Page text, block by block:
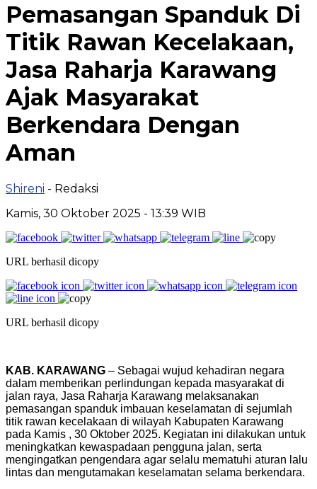
Pemasangan Spanduk Di
Titik Rawan Kecelakaan,
Jasa Raharja Karawang
Ajak Masyarakat
Berkendara Dengan
Aman
Shireni - Redaksi
Kamis, 30 Oktober 2025 - 13:39 WIB
URL berhasil dicopy
URL berhasil dicopy
KAB. KARAWANG – Sebagai wujud kehadiran negara
dalam memberikan perlindungan kepada masyarakat di
jalan raya, Jasa Raharja Karawang melaksanakan
pemasangan spanduk imbauan keselamatan di sejumlah
titik rawan kecelakaan di wilayah Kabupaten Karawang
pada Kamis , 30 Oktober 2025. Kegiatan ini dilakukan untuk
meningkatkan kewaspadaan pengguna jalan, serta
mengingatkan pengendara agar selalu mematuhi aturan lalu
lintas dan mengutamakan keselamatan selama berkendara.